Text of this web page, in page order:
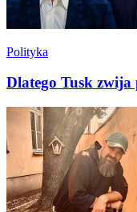
Polityka
Dlatego Tusk zwija